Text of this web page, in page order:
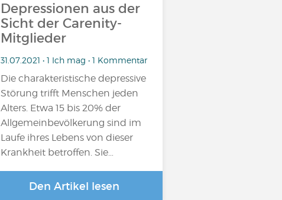
Depressionen aus der
Sicht der Carenity-
Mitglieder
31.07.2021 • 1 Ich mag • 1 Kommentar
Die charakteristische depressive
Störung trifft Menschen jeden
Alters. Etwa 15 bis 20% der
Allgemeinbevölkerung sind im
Laufe ihres Lebens von dieser
Krankheit betroffen. Sie…
Den Artikel lesen